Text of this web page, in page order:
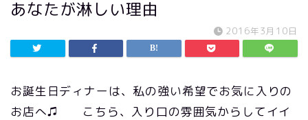
あなたが淋しい理由
2016年3月10日
お誕生日ディナーは、私の強い希望でお気に入りの
お店へ♫ こちら、入り口の雰囲気からしてイイ